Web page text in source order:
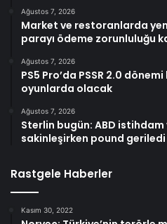
Ağustos 7, 2026
Market ve restoranlarda
parayı ödeme zorunluluğu
Ağustos 7, 2026
PS5 Pro’da PSSR 2.0
oyunlarda olacak
Ağustos 7, 2026
Sterlin bugün: ABD
sakinleşirken pound geriledi
Rastgele Haberler
Kasım 30, 2022